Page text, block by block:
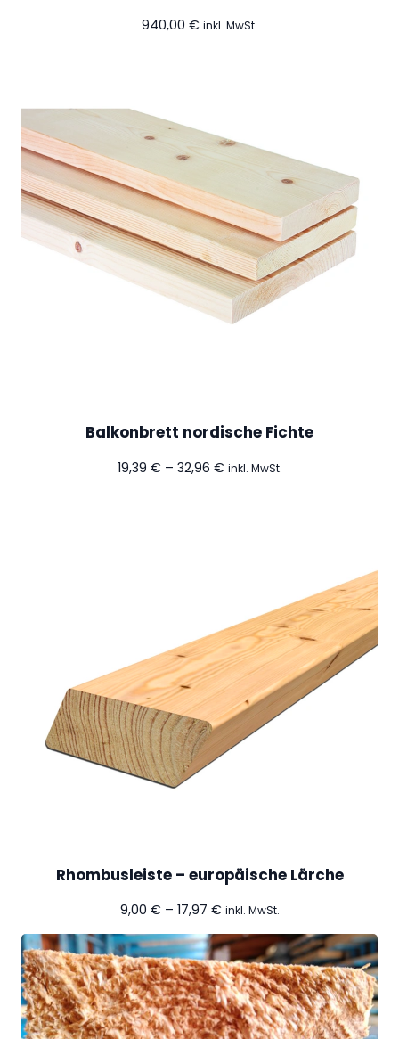
940,00 € inkl. MwSt.
Balkonbrett nordische Fichte
19,39 € – 32,96 €Preisspanne:
inkl. MwSt.
Rhombusleiste – europäische Lärche
9,00 € – 17,97 €Preisspanne:
bis
17,97 €
inkl. MwSt.